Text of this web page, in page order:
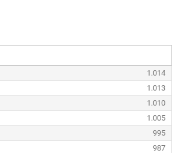
1.014
1.013
1.010
1.005
995
987